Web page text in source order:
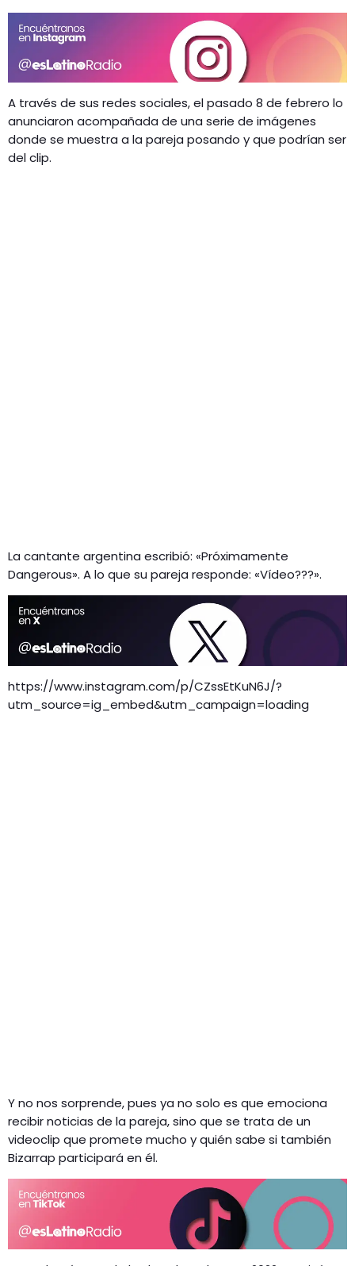
A través de sus redes sociales, el pasado 8 de febrero lo
anunciaron acompañada de una serie de imágenes
donde se muestra a la pareja posando y que podrían ser
del clip.
La cantante argentina escribió: «Próximamente
Dangerous». A lo que su pareja responde: «Vídeo???».
https://www.instagram.com/p/CZssEtKuN6J/?
utm_source=ig_embed&utm_campaign=loading
Y no nos sorprende, pues ya no solo es que emociona
recibir noticias de la pareja, sino que se trata de un
videoclip que promete mucho y quién sabe si también
Bizarrap participará en él.